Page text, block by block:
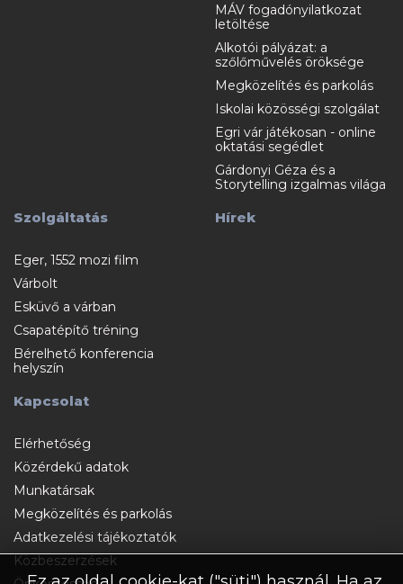
MÁV fogadónyilatkozat
letöltése
Alkotói pályázat: a
szőlőművelés öröksége
Megközelítés és parkolás
Iskolai közösségi szolgálat
Egri vár játékosan - online
oktatási segédlet
Gárdonyi Géza és a
Storytelling izgalmas világa
Szolgáltatás
Eger, 1552 mozi film
Várbolt
Esküvő a várban
Csapatépítő tréning
Bérelhető konferencia
helyszín
Hírek
Kapcsolat
Elérhetőség
Közérdekű adatok
Munkatársak
Megközelítés és parkolás
Adatkezelési tájékoztatók
Közbeszerzések